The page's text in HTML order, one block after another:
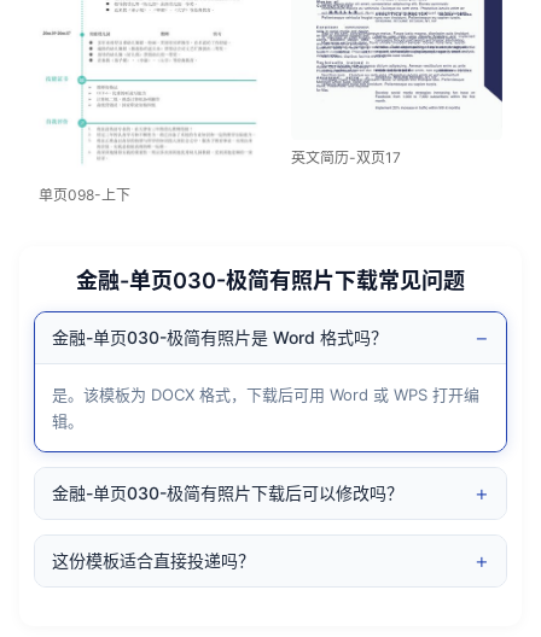
单页098-上下
英文简历-双页17
金融-单页030-极简有照片下载常见问题
金融-单页030-极简有照片是 Word 格式吗？ −
是。该模板为 DOCX 格式，下载后可用 Word 或 WPS 打开编
辑。
金融-单页030-极简有照片下载后可以修改吗？ +
这份模板适合直接投递吗？ +